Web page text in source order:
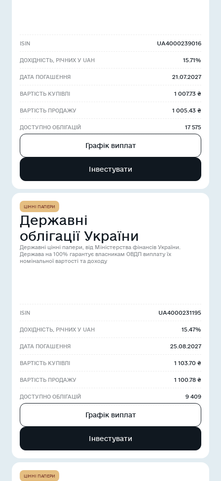
ISIN UA4000239016
ДОХІДНІСТЬ, РІЧНИХ У UAH 15.71%
ДАТА ПОГАШЕННЯ 21.07.2027
ВАРТІСТЬ КУПІВЛІ 1 007.73 ₴
ВАРТІСТЬ ПРОДАЖУ 1 005.43 ₴
ДОСТУПНО ОБЛІГАЦІЙ 17 575
Графік виплат
Інвестувати
ЦІННІ ПАПЕРИ
Державні
облігації України
Державні цінні папери, від Міністерства фінансів України.
Держава на 100% гарантує власникам ОВДП виплату їх
номінальної вартості та доходу
ISIN UA4000231195
ДОХІДНІСТЬ, РІЧНИХ У UAH 15.47%
ДАТА ПОГАШЕННЯ 25.08.2027
ВАРТІСТЬ КУПІВЛІ 1 103.70 ₴
ВАРТІСТЬ ПРОДАЖУ 1 100.78 ₴
ДОСТУПНО ОБЛІГАЦІЙ 9 409
Графік виплат
Інвестувати
ЦІННІ ПАПЕРИ